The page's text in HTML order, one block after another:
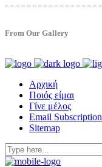
From Our Gallery
Αρχική
Ποιός είμαι
Γίνε μέλος
Email Subscription
Sitemap